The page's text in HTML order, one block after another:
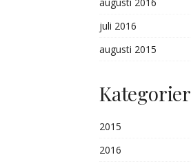
juli 2016
augusti 2015
Kategorier
2015
2016